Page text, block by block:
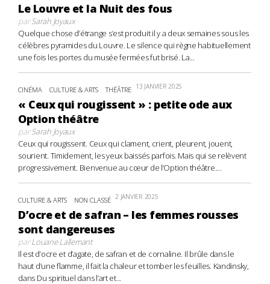
Le Louvre et la Nuit des fous
parSarah Joyaux
Quelque chose d’étrange s’est produit il y a deux semaines sous les
célèbres pyramides du Louvre. Le silence qui règne habituellement
une fois les portes du musée fermées fut brisé. La...
CINÉMA CULTURE & ARTS THÉÂTRE 13 JANVIER 2025
« Ceux qui rougissent » : petite ode aux
Option théâtre
parSarah Joyaux
Ceux qui rougissent. Ceux qui clament, crient, pleurent, jouent,
sourient. Timidement, les yeux baissés parfois. Mais qui se relèvent
progressivement. Bienvenue au cœur de l’Option théâtre....
CULTURE & ARTS NON CLASSÉ 2 JANVIER 2025
D’ocre et de safran – les femmes rousses
sont dangereuses
parLouane Lallemant
Il est d’ocre et d’agate, de safran et de cornaline. Il brûle dans le
haut d’une flamme, il fait la chaleur et tomber les feuilles. Kandinsky,
dans Du spirituel dans l’art et...